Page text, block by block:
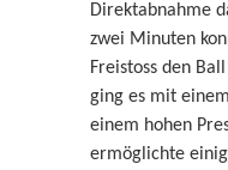
Direktabnahme
zwei Minuten
Freistoss den
ging es mit
einem hohen
ermöglichte